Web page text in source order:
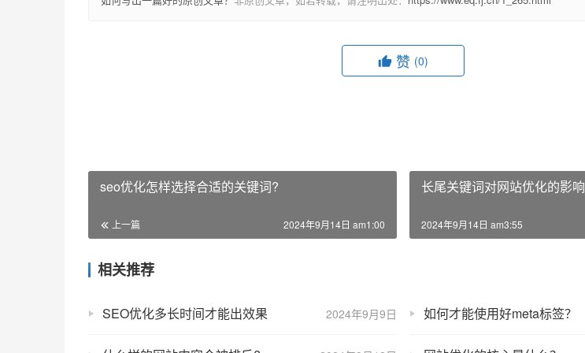
赞 (0)
seo优化怎样选择合适的关键词?
上一篇 2024年9月14日 am1:00
长尾关键词对网站优化的影响
2024年9月14日 am3:55
相关推荐
2024年9月9日
SEO优化多长时间才能出效果 如何才能使用好meta标签？